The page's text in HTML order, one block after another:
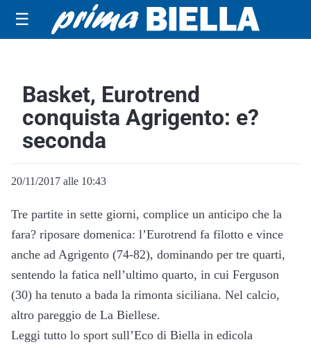
☰
Basket, Eurotrend
conquista Agrigento: e?
seconda
20/11/2017 alle 10:43
Tre partite in sette giorni, complice un anticipo che la
fara? riposare domenica: l’Eurotrend fa filotto e vince
anche ad Agrigento (74-82), dominando per tre quarti,
sentendo la fatica nell’ultimo quarto, in cui Ferguson
(30) ha tenuto a bada la rimonta siciliana. Nel calcio,
altro pareggio de La Biellese.
Leggi tutto lo sport sull’Eco di Biella in edicola